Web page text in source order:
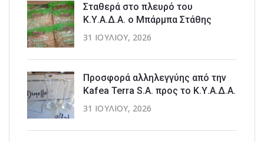
Σταθερά στο πλευρό του
Κ.Υ.Α.Δ.Α. ο Μπάρμπα Στάθης
31 ΙΟΥΛΊΟΥ, 2026
Προσφορά αλληλεγγύης από την
Kafea Terra S.A. προς το Κ.Υ.Α.Δ.Α.
31 ΙΟΥΛΊΟΥ, 2026